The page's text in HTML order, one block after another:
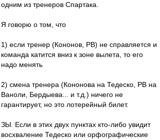
одним из тренеров Спартака.
Я говорю о том, что
1) если тренер (Кононов, РВ) не справляется и
команда катится вниз к зоне вылета, то его
надо менять
2) смена тренера (Кононова на Тедеско, РВ на
Ваноли, Бердыева... и т.д.) ничего не
гарантирует, но это лотерейный билет.
ЗЫ. Если в этих двух пунктах кто-либо увидит
восхваление Тедеско или орфографические